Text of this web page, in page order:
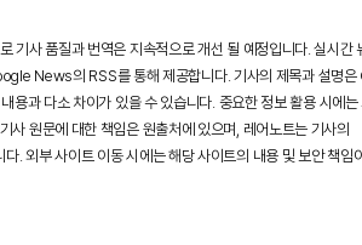
기사 품질과 번역은 지속적으로 개선 될 예정입니다. 실시간
News의 RSS를 통해 제공합니다. 기사의 제목과 설명
용과 다소 차이가 있을 수 있습니다. 중요한 정보 활용 시에는
사 원문에 대한 책임은 원출처에 있으며, 레어노트는 기사의
. 외부 사이트 이동 시에는 해당 사이트의 내용 및 보안 책임